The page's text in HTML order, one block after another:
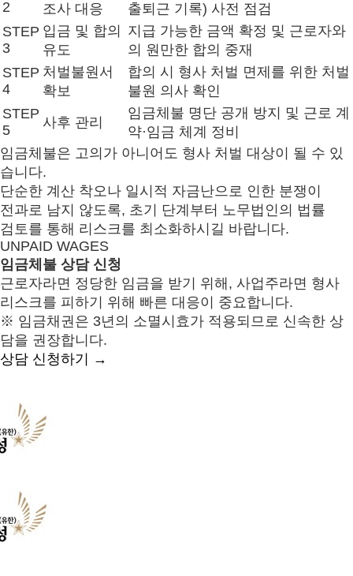
2 조사 대응
출퇴근 기록) 사전 점검
STEP
3
입금 및 합의
유도
지급 가능한 금액 확정 및 근로자와
의 원만한 합의 중재
STEP
4
처벌불원서
확보
합의 시 형사 처벌 면제를 위한 처벌
불원 의사 확인
STEP
5
사후 관리
임금체불 명단 공개 방지 및 근로 계
약·임금 체계 정비
임금체불은 고의가 아니어도 형사 처벌 대상이 될 수 있
습니다.
단순한 계산 착오나 일시적 자금난으로 인한 분쟁이
전과로 남지 않도록, 초기 단계부터 노무법인의 법률
검토를 통해 리스크를 최소화하시길 바랍니다.
UNPAID WAGES
임금체불 상담 신청
근로자라면 정당한 임금을 받기 위해, 사업주라면 형사
리스크를 피하기 위해 빠른 대응이 중요합니다.
※ 임금채권은 3년의 소멸시효가 적용되므로 신속한 상
담을 권장합니다.
상담 신청하기
→